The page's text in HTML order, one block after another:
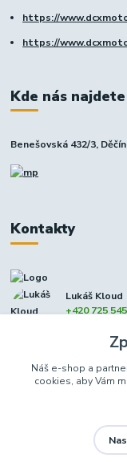
https://
https://
Kde nás najdete
Benešovská 432/3,
Kontakty
Lukáš Kloud
+420 725
Náš e-shop a
cookies, aby Vám